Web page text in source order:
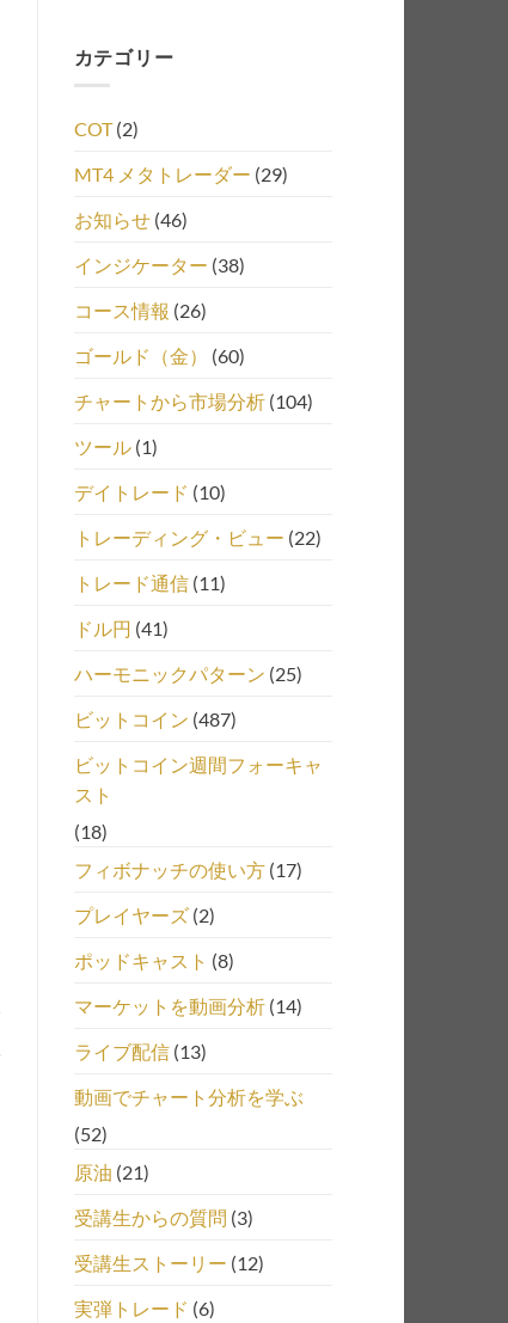
カテゴリー
COT(2)
MT4 メタトレーダー (29)
お知らせ(46)
インジケーター (38)
コース情報 (26)
ゴールド（金）
(60)
チャートから市場分析(104)
ツール(1)
デイトレード (10)
トレーディング・ビュー (22)
トレード通信(11)
ドル円 (41)
ハーモニックパターン (25)
ビットコイン (487)
ビットコイン週間フォーキャ
スト
(18)
フィボナッチの使い方(17)
プレイヤーズ(2)
ポッドキャスト (8)
マーケットを動画分析(14)
ライブ配信(13)
動画でチャート分析を学ぶ
(52)
原油 (21)
受講生からの質問 (3)
受講生ストーリー (12)
実弾トレード (6)